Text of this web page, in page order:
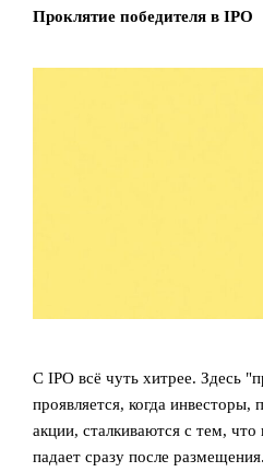
Проклятие победителя в IPO
С IPO всё чуть хитрее. Здесь
проявляется, когда
акции, сталкиваются с тем,
падает сразу после